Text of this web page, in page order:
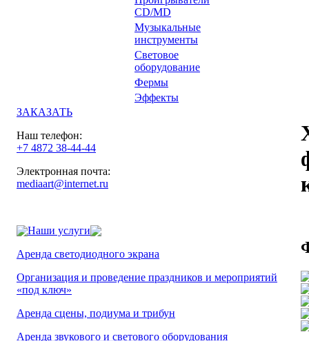
CD/MD
Музыкальные
инструменты
Световое
оборудование
Фермы
Эффекты
ЗАКАЗАТЬ
Наш телефон:
+7 4872 38-44-44
Электронная почта:
mediaart@internet.ru
Наши услуги
Аренда светодиодного экрана
Организация и проведение праздников и мероприятий
«под ключ»
Аренда сцены, подиума и трибун
Аренда звукового и светового оборудования